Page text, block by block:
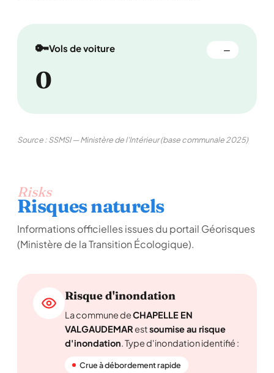
🔑Vols de voiture —
0
Source : SSMSI — Ministère de l'Intérieur (base communale 2025)
Risks
Risques naturels
Informations officielles issues du portail Géorisques
(Ministère de la Transition Écologique).
Risque d'inondation
La commune deCHAPELLE EN
VALGAUDEMARestsoumise au risque
d'inondation. Type d'inondation identifié :
Crue à débordement rapide